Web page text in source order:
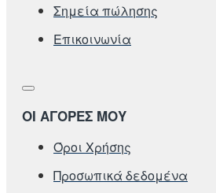
Σημεία πώλησης
Επικοινωνία
ΟΙ ΑΓΟΡΕΣ ΜΟΥ
Όροι Χρήσης
Προσωπικά δεδομένα